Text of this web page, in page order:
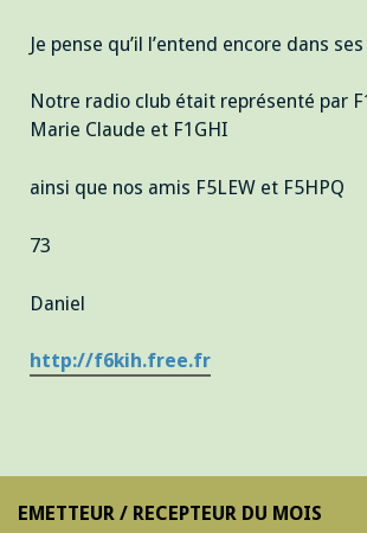
Je pense qu’il l’entend encore dans
Notre radio club était représenté par
Marie Claude et F1GHI
ainsi que nos amis F5LEW et F5HPQ
73
Daniel
http://f6kih.free.fr
EMETTEUR / RECEPTEUR DU MOIS